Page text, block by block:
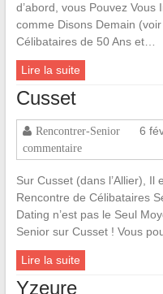
d’abord, vous Pouvez
comme Disons Demain
Célibataires de 50 Ans et…
Lire la suite
Cusset
Rencontrer-Senior 6
commentaire
Sur Cusset (dans l’Allier), Il
Rencontre de Célibataires
Dating n’est pas le Seul
Senior sur Cusset ! Vous
Lire la suite
Yzeure